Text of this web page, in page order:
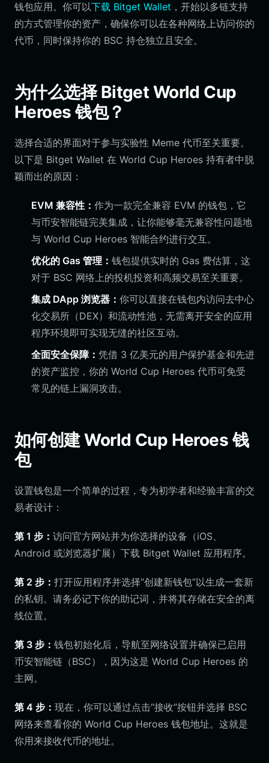
钱包应用。你可以下载 Bitget Wallet ，开始以多链支持
的方式管理你的资产，确保你可以在各种网络上访问你的
代币，同时保持你的 BSC 持仓独立且安全。
为什么选择 Bitget World Cup
Heroes 钱包？
选择合适的界面对于参与实验性 Meme 代币至关重要。
以下是 Bitget Wallet 在 World Cup Heroes 持有者中脱
颖而出的原因：
EVM 兼容性： 作为一款完全兼容 EVM 的钱包，它
与币安智能链完美集成，让你能够毫无兼容性问题地
与 World Cup Heroes 智能合约进行交互。
优化的 Gas 管理： 钱包提供实时的 Gas 费估算，这
对于 BSC 网络上的投机投资和高频交易至关重要。
集成 DApp 浏览器： 你可以直接在钱包内访问去中心
化交易所（DEX）和流动性池，无需离开安全的应用
程序环境即可实现无缝的社区互动。
全面安全保障： 凭借 3 亿美元的用户保护基金和先进
的资产监控，你的 World Cup Heroes 代币可免受
常见的链上漏洞攻击。
如何创建 World Cup Heroes 钱
包
设置钱包是一个简单的过程，专为初学者和经验丰富的交
易者设计：
第 1 步： 访问官方网站并为你选择的设备（iOS、
Android 或浏览器扩展）下载 Bitget Wallet 应用程序。
第 2 步： 打开应用程序并选择“创建新钱包”以生成一套新
的私钥。请务必记下你的助记词，并将其存储在安全的离
线位置。
第 3 步： 钱包初始化后，导航至网络设置并确保已启用
币安智能链（BSC），因为这是 World Cup Heroes 的
主网。
第 4 步： 现在，你可以通过点击“接收”按钮并选择 BSC
网络来查看你的 World Cup Heroes 钱包地址。这就是
你用来接收代币的地址。